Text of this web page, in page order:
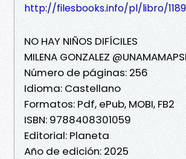
http://filesbooks.info/pl/libro/
NO HAY NIÑOS DIFÍCILES
MILENA GONZALEZ
Número de páginas: 256
Idioma: Castellano
Formatos: Pdf, ePub, MOBI, FB2
ISBN: 9788408301059
Editorial: Planeta
Año de edición: 2025